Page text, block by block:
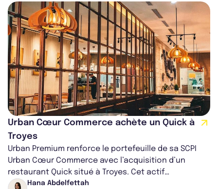
Urban Cœur Commerce achète un Quick à
Troyes
Urban Premium renforce le portefeuille de sa SCPI
Urban Cœur Commerce avec l’acquisition d’un
restaurant Quick situé à Troyes. Cet actif
commercial combine emplacement stratégique,...
Hana Abdelfettah